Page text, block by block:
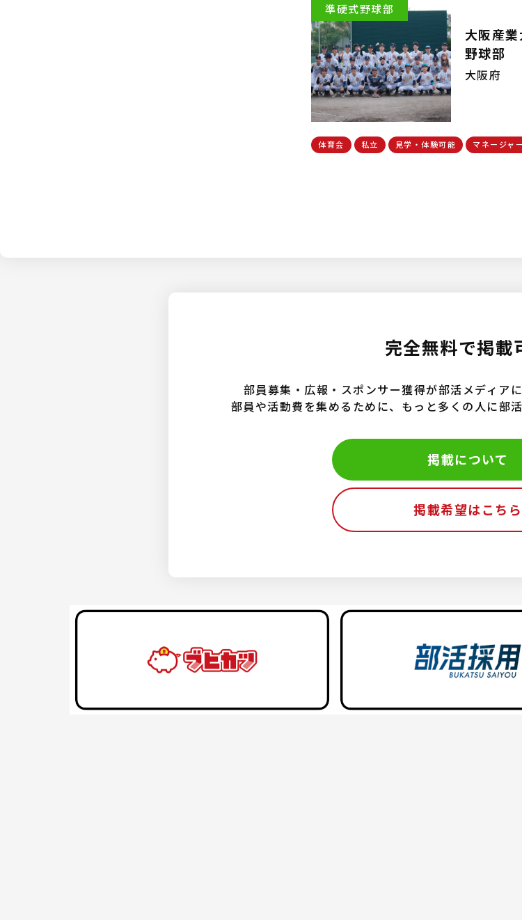
準硬式野球部
大阪産
野球部
大阪府
体育会 私立 見学・体験可能 マネージャ
完全無料で掲載
部員募集・広報・スポンサー獲得が部活メディア
部員や活動費を集めるために、もっと多くの人に部
掲載について
掲載希望はこちら